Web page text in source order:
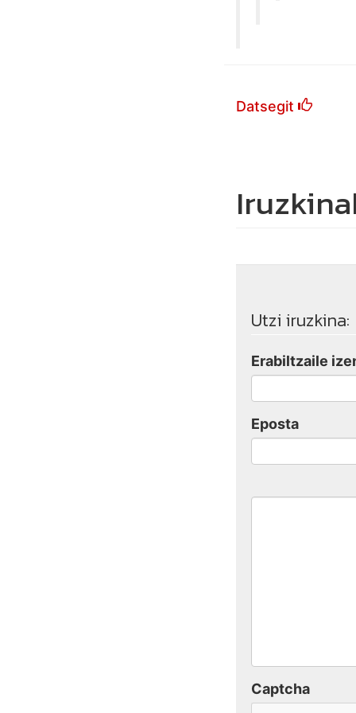
Datsegit
Utzi iruzkina:
Erabiltzaile
Eposta
Captcha